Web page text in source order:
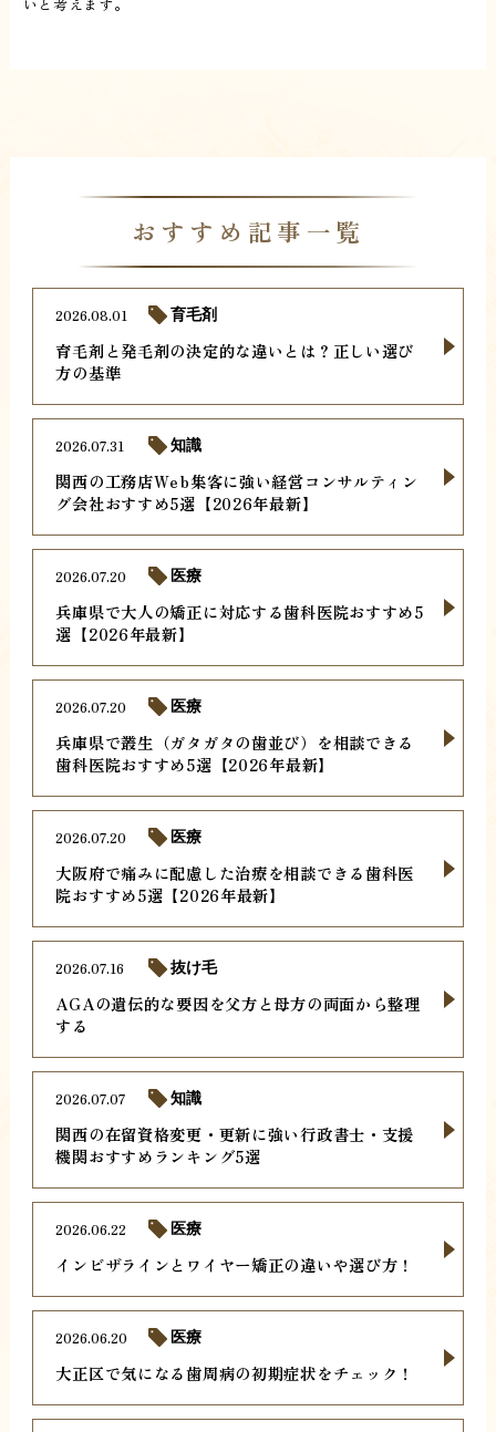
おすすめ記事一覧
育毛剤と発毛剤の決定的な違いとは？正しい選び
方の基準
2026.08.01 育毛剤
関西の工務店Web集客に強い経営コンサルティン
グ会社おすすめ5選【2026年最新】
2026.07.31 知識
兵庫県で大人の矯正に対応する歯科医院おすすめ5
選【2026年最新】
2026.07.20 医療
兵庫県で叢生（ガタガタの歯並び）を相談できる
歯科医院おすすめ5選【2026年最新】
2026.07.20 医療
大阪府で痛みに配慮した治療を相談できる歯科医
院おすすめ5選【2026年最新】
2026.07.20 医療
AGAの遺伝的な要因を父方と母方の両面から整理
する
2026.07.16 抜け毛
関西の在留資格変更・更新に強い行政書士・支援
機関おすすめランキング5選
2026.07.07 知識
インビザラインとワイヤー矯正の違いや選び方！
2026.06.22 医療
大正区で気になる歯周病の初期症状をチェック！
2026.06.20 医療